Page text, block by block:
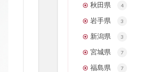
秋田県 4
岩手県 3
新潟県 3
宮城県 7
福島県 7